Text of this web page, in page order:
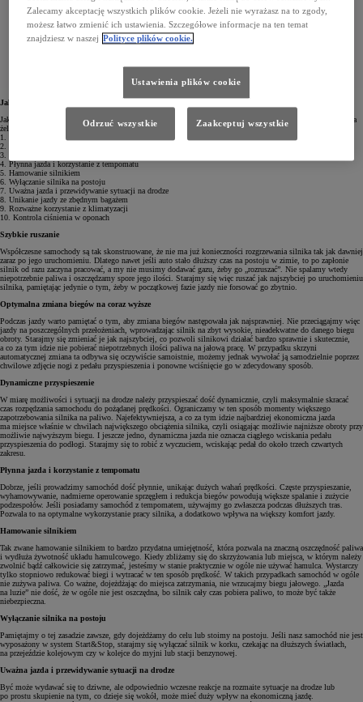
Jak oszczędniej jeździć samochodem?
Jak zatem nauczyć się EcoDrivingu i co trzeba robić, żeby ograniczyć zużycie paliwa? Poniżej podajemy kilka
żelaznych zasad, dzięki którym jazda samochodem na pewno stanie się dużo oszczędniejsza.
1. Szybkie ruszanie
2. Optymalna zmiana biegów na coraz wyższe
3. Dynamiczne przyspieszanie
4. Płynna jazda i korzystanie z tempomatu
5. Hamowanie silnikiem
6. Wyłączanie silnika na postoju
7. Uważna jazda i przewidywanie sytuacji na drodze
8. Unikanie jazdy ze zbędnym bagażem
9. Rozważne korzystanie z klimatyzacji
10. Kontrola ciśnienia w oponach
Szybkie ruszanie
Współczesne samochody są tak skonstruowane, że nie ma już konieczności rozgrzewania silnika tak jak dawniej
zaraz po jego uruchomieniu. Dlatego nawet jeśli auto stało dłuższy czas na postoju w zimie, to po zapłonie
silnik od razu zaczyna pracować, a my nie musimy dodawać gazu, żeby go „rozruszać”. Nie spalamy wtedy
niepotrzebnie paliwa i oszczędzamy spore jego ilości. Starajmy się więc ruszać jak najszybciej po uruchomieniu
silnika, pamiętając jedynie o tym, żeby w początkowej fazie jazdy nie forsować go zbytnio.
Optymalna zmiana biegów na coraz wyższe
Podczas jazdy warto pamiętać o tym, aby zmiana biegów następowała jak najsprawniej. Nie przeciągajmy więc
jazdy na poszczególnych przełożeniach, wprowadzając silnik na zbyt wysokie, nieadekwatne do danego biegu
obroty. Starajmy się zmieniać je jak najszybciej, co pozwoli silnikowi działać bardzo sprawnie i skutecznie,
a co za tym idzie nie pobierać niepotrzebnych ilości paliwa na jałową pracę. W przypadku skrzyni
automatycznej zmiana ta odbywa się oczywiście samoistnie, możemy jednak wywołać ją samodzielnie poprzez
chwilowe zdjęcie nogi z pedału przyspieszenia i ponowne wciśnięcie go w zdecydowany sposób.
Dynamiczne przyspieszenie
W miarę możliwości i sytuacji na drodze należy przyspieszać dość dynamicznie, czyli maksymalnie skracać
czas rozpędzania samochodu do pożądanej prędkości. Ograniczamy w ten sposób momenty większego
zapotrzebowania silnika na paliwo. Najefektywniejsza, a co za tym idzie najbardziej ekonomiczna jazda
ma miejsce właśnie w chwilach największego obciążenia silnika, czyli osiągając możliwie najniższe obroty przy
możliwie najwyższym biegu. I jeszcze jedno, dynamiczna jazda nie oznacza ciągłego wciskania pedału
przyspieszenia do podłogi. Starajmy się to robić z wyczuciem, wciskając pedał do około trzech czwartych
zakresu.
Płynna jazda i korzystanie z tempomatu
Dobrze, jeśli prowadzimy samochód dość płynnie, unikając dużych wahań prędkości. Częste przyspieszanie,
wyhamowywanie, nadmierne operowanie sprzęgłem i redukcja biegów powodują większe spalanie i zużycie
podzespołów. Jeśli posiadamy samochód z tempomatem, używajmy go zwłaszcza podczas dłuższych tras.
Pozwala to na optymalne wykorzystanie pracy silnika, a dodatkowo wpływa na większy komfort jazdy.
Hamowanie silnikiem
Tak zwane hamowanie silnikiem to bardzo przydatna umiejętność, która pozwala na znaczną oszczędność paliwa
i wydłuża żywotność układu hamulcowego. Kiedy zbliżamy się do skrzyżowania lub miejsca, w którym należy
zwolnić bądź całkowicie się zatrzymać, jesteśmy w stanie praktycznie w ogóle nie używać hamulca. Wystarczy
tylko stopniowo redukować biegi i wytracać w ten sposób prędkość. W takich przypadkach samochód w ogóle
nie zużywa paliwa. Co ważne, dojeżdżając do miejsca zatrzymania, nie wrzucajmy biegu jałowego. „Jazda
na luzie” nie dość, że w ogóle nie jest oszczędna, bo silnik cały czas pobiera paliwo, to może być także
niebezpieczna.
Wyłączanie silnika na postoju
Pamiętajmy o tej zasadzie zawsze, gdy dojeżdżamy do celu lub stoimy na postoju. Jeśli nasz samochód nie jest
wyposażony w system Start&Stop, starajmy się wyłączać silnik w korku, czekając na dłuższych światłach,
na przejeździe kolejowym czy w kolejce do myjni lub stacji benzynowej.
Uważna jazda i przewidywanie sytuacji na drodze
Być może wydawać się to dziwne, ale odpowiednio wczesne reakcje na rozmaite sytuacje na drodze lub
po prostu skupienie na tym, co dzieje się wokół, może mieć duży wpływ na ekonomiczną jazdę.
Zalecamy akceptację wszystkich plików cookie. Jeżeli nie wyrażasz na to zgody,
możesz łatwo zmienić ich ustawienia. Szczegółowe informacje na ten temat
znajdziesz w naszej Polityce plików cookie.
Ustawienia plików cookie
Odrzuć wszystkie Zaakceptuj wszystkie